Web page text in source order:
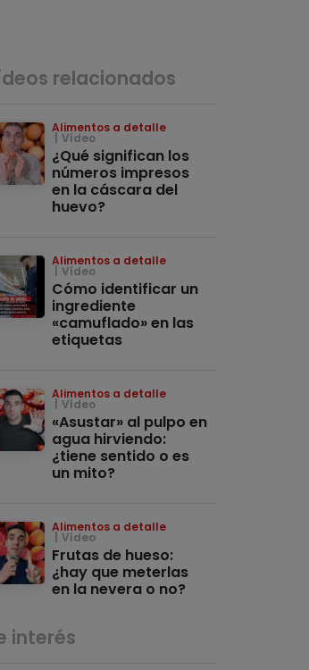
relacionados
Alimentos a detalle
Vídeo
¿Qué significan los
números impresos
en la cáscara del
huevo?
Alimentos a detalle
Vídeo
Cómo identificar un
ingrediente
«camuflado» en las
etiquetas
Alimentos a detalle
Vídeo
«Asustar» al pulpo en
agua hirviendo:
¿tiene sentido o es
un mito?
Alimentos a detalle
Vídeo
Frutas de hueso:
¿hay que meterlas
en la nevera o no?
interés